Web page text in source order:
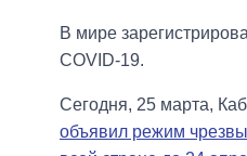
В мире
COVID-19.
Сегодня, 25 марта,
объявил режим